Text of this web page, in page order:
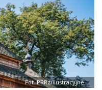
Fot. PRRz/ilustracyjne